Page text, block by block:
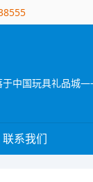
联系我们